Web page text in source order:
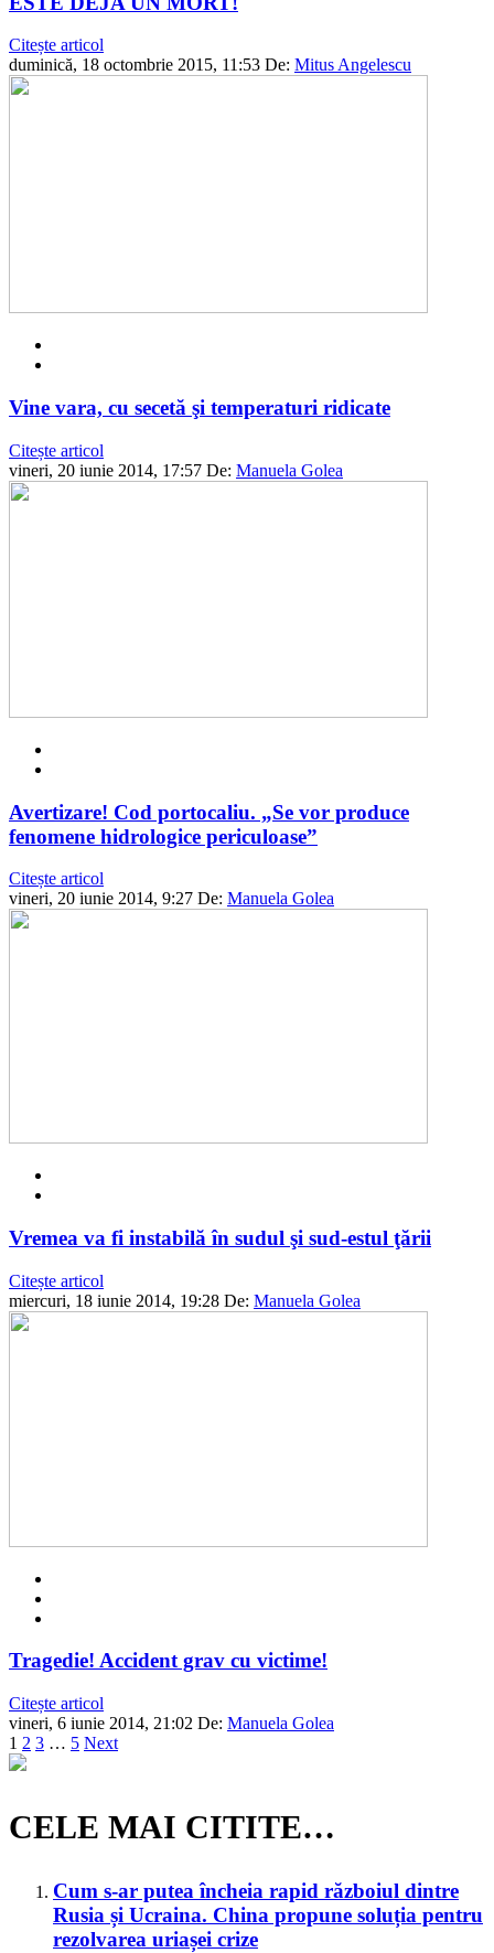
Citește articol
duminică, 18 octombrie 2015, 11:53 De: Mitus Angelescu
Vine vara, cu secetă şi temperaturi ridicate
Citește articol
vineri, 20 iunie 2014, 17:57 De: Manuela Golea
Avertizare! Cod portocaliu. „Se vor produce
fenomene hidrologice periculoase”
Citește articol
vineri, 20 iunie 2014, 9:27 De: Manuela Golea
Vremea va fi instabilă în sudul şi sud-estul ţării
Citește articol
miercuri, 18 iunie 2014, 19:28 De: Manuela Golea
Tragedie! Accident grav cu victime!
Citește articol
vineri, 6 iunie 2014, 21:02 De: Manuela Golea
1 2 3 … 5 Next
CELE MAI CITITE…
Cum s-ar putea încheia rapid războiul dintre
Rusia și Ucraina. China propune soluția pentru
rezolvarea uriașei crize